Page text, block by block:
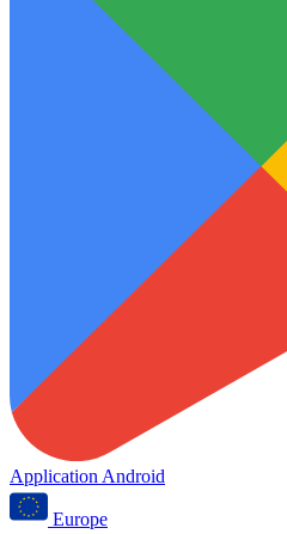
Application Android
Europe